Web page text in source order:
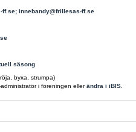
innebandy@frillesas-ff.se
säsong
byxa, strumpa)
i föreningen ellerändra i iBIS